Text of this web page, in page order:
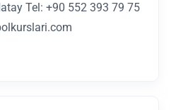
Tel: +90 552 393 79 75